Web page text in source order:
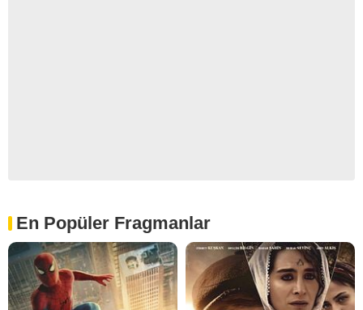
En Popüler Fragmanlar